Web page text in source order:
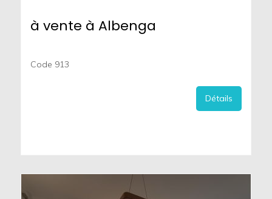
à vente à Albenga
Code 913
Détails